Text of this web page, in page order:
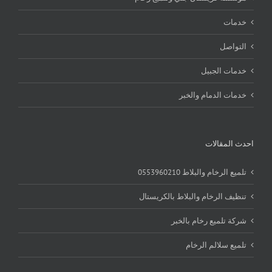
خدمات
التواصل
خدمات الجبيل
خدمات الدمام والخبر
احدث المقالات
تلميع الرخام والبلاط 0553960210
تنظيف الرخام والبلاط بالكريستال
شركة تلميع رخام بالخبر
تلميع سلالم الرخام